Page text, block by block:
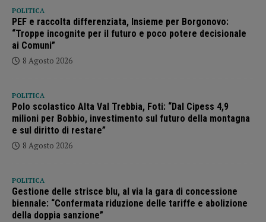
POLITICA
PEF e raccolta differenziata, Insieme per Borgonovo:
“Troppe incognite per il futuro e poco potere decisionale
ai Comuni”
8 Agosto 2026
POLITICA
Polo scolastico Alta Val Trebbia, Foti: “Dal Cipess 4,9
milioni per Bobbio, investimento sul futuro della montagna
e sul diritto di restare”
8 Agosto 2026
POLITICA
Gestione delle strisce blu, al via la gara di concessione
biennale: “Confermata riduzione delle tariffe e abolizione
della doppia sanzione”